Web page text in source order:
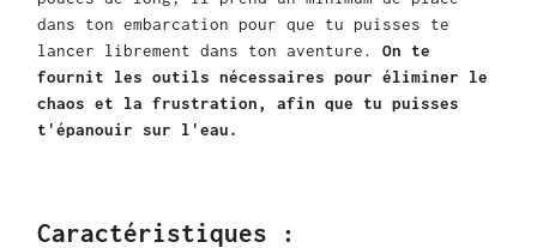
dans ton embarcation pour que tu puisses te
lancer librement dans ton aventure.
On te
fournit les outils nécessaires pour éliminer le
chaos et la frustration, afin que tu puisses
t'épanouir sur l'eau.
Caractéristiques :